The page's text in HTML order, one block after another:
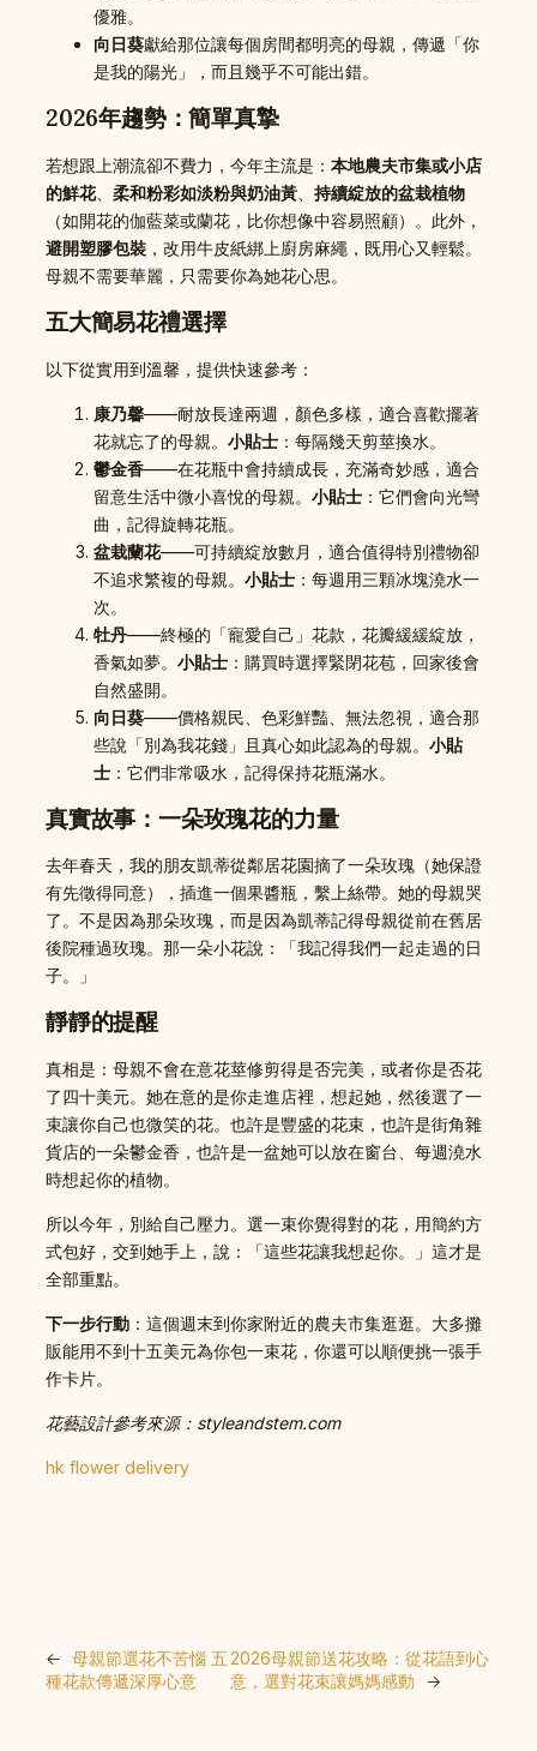
優雅。
向日葵獻給那位讓每個房間都明亮的母親，傳遞「你
是我的陽光」，而且幾乎不可能出錯。
2026年趨勢：簡單真摯
若想跟上潮流卻不費力，今年主流是： 本地農夫市集或小店
的鮮花、 柔和粉彩如淡粉與奶油黃
持續綻放的盆栽植物
（如開花的伽藍菜或蘭花，比你想像中容易照顧）。此外，
避開塑膠包裝 ，改用牛皮紙綁上廚房麻繩，既用心又輕鬆。
母親不需要華麗，只需要你為她花心思。
五大簡易花禮選擇
以下從實用到溫馨，提供快速參考：
康乃馨——耐放長達兩週，顏色多樣，適合喜歡擺著
花就忘了的母親。 小貼士 ：每隔幾天剪莖換水。
鬱金香——在花瓶中會持續成長，充滿奇妙感，適合
留意生活中微小喜悅的母親。 小貼士 ：它們會向光彎
曲，記得旋轉花瓶。
盆栽蘭花——可持續綻放數月，適合值得特別禮物卻
不追求繁複的母親。 小貼士 ：每週用三顆冰塊澆水一
次。
牡丹——終極的「寵愛自己」花款，花瓣緩緩綻放，
香氣如夢。 小貼士 ：購買時選擇緊閉花苞，回家後會
自然盛開。
向日葵——價格親民、色彩鮮豔、無法忽視，適合那
些說「別為我花錢」且真心如此認為的母親。 小貼
士 ：它們非常吸水，記得保持花瓶滿水。
真實故事：一朵玫瑰花的力量
去年春天，我的朋友凱蒂從鄰居花園摘了一朵玫瑰（她保證
有先徵得同意），插進一個果醬瓶，繫上絲帶。她的母親哭
了。不是因為那朵玫瑰，而是因為凱蒂記得母親從前在舊居
後院種過玫瑰。那一朵小花說：「我記得我們一起走過的日
子。」
靜靜的提醒
真相是：母親不會在意花莖修剪得是否完美，或者你是否花
了四十美元。她在意的是你走進店裡，想起她，然後選了一
束讓你自己也微笑的花。也許是豐盛的花束，也許是街角雜
貨店的一朵鬱金香，也許是一盆她可以放在窗台、每週澆水
時想起你的植物。
所以今年，別給自己壓力。選一束你覺得對的花，用簡約方
式包好，交到她手上，說：「這些花讓我想起你。」這才是
全部重點。
下一步行動 ：這個週末到你家附近的農夫市集逛逛。大多攤
販能用不到十五美元為你包一束花，你還可以順便挑一張手
作卡片。
花藝設計參考來源：styleandstem.com
hk flower delivery
← 母親節選花不苦惱 五
種花款傳遞深厚心意
2026母親節送花攻略：從花語到心
意，選對花束讓媽媽感動
→